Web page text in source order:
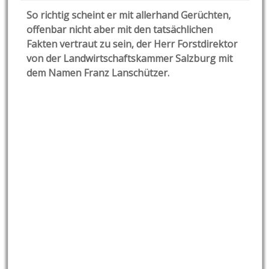
So richtig scheint er mit allerhand Gerüchten,
offenbar nicht aber mit den tatsächlichen
Fakten vertraut zu sein, der Herr Forstdirektor
von der Landwirtschaftskammer Salzburg mit
dem Namen Franz Lanschützer.